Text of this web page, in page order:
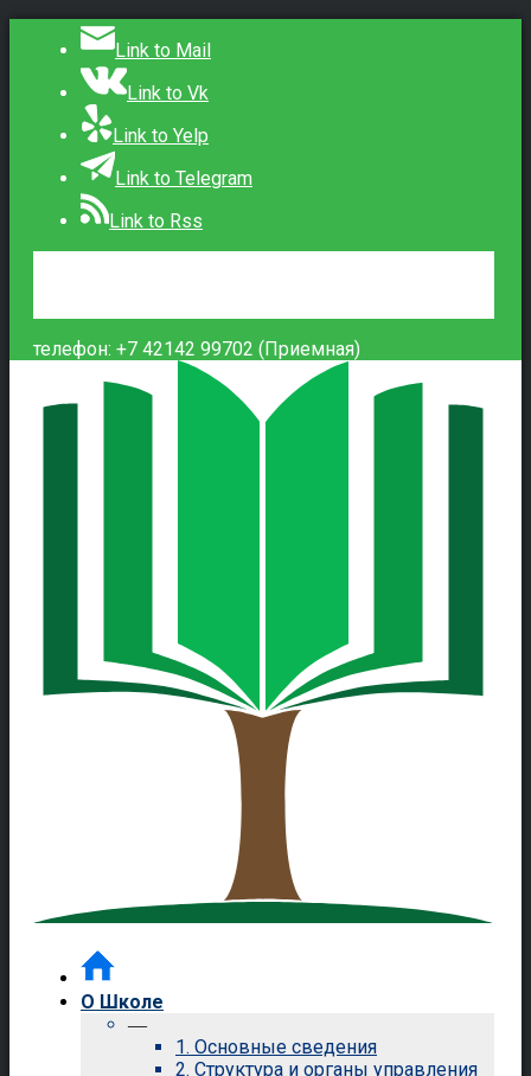
Link to Mail
Link to Vk
Link to Yelp
Link to Telegram
Link to Rss
телефон: +7 42142 99702 (Приемная)
О Школе
—
1. Основные сведения
2. Структура и органы управления